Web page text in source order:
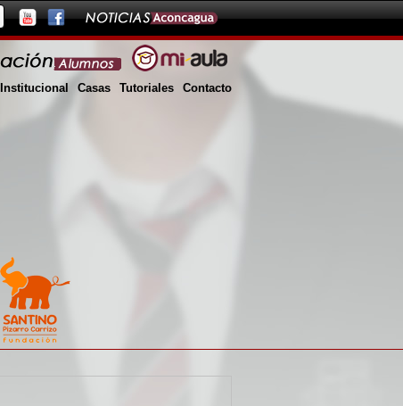
Institucional Casas Tutoriales Contacto